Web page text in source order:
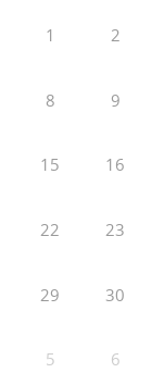
1 2
8 9
15 16
22 23
29 30
5 6